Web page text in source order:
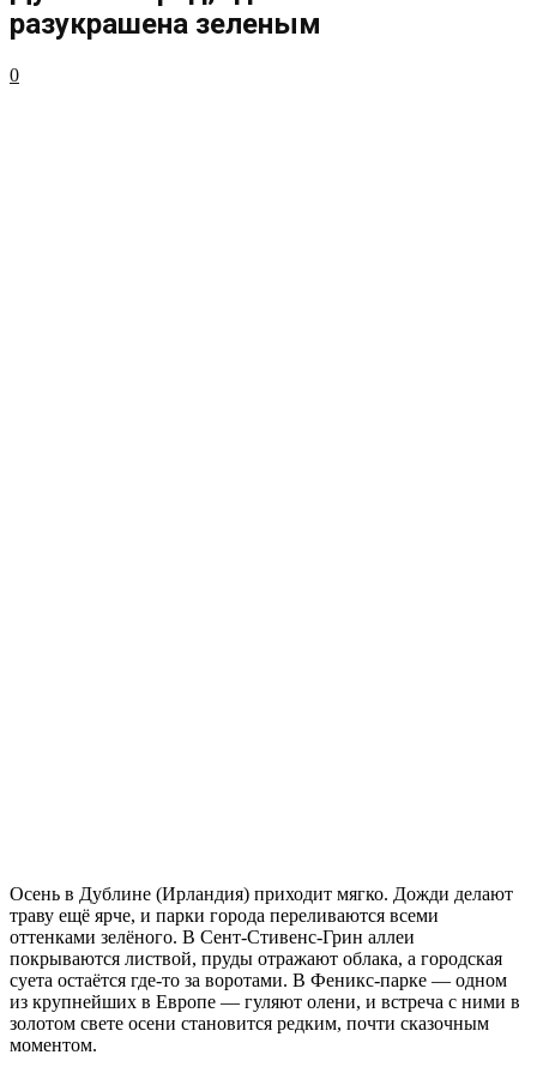
разукрашена зеленым
0
Осень в Дублине (Ирландия) приходит мягко. Дожди делают
траву ещё ярче, и парки города переливаются всеми
оттенками зелёного. В Сент-Стивенс-Грин аллеи
покрываются листвой, пруды отражают облака, а городская
суета остаётся где-то за воротами. В Феникс-парке — одном
из крупнейших в Европе — гуляют олени, и встреча с ними в
золотом свете осени становится редким, почти сказочным
моментом.